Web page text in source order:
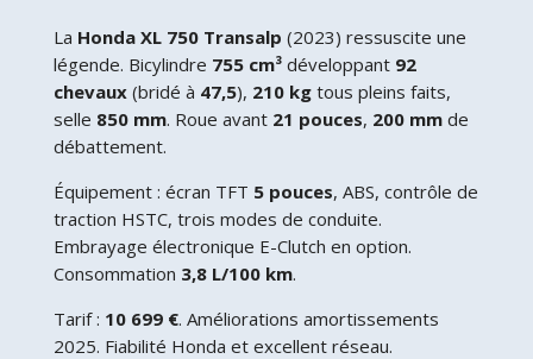
La Honda XL 750 Transalp (2023) ressuscite une
légende. Bicylindre 755 cm³développant 92
chevaux(bridé à 47,5), 210 kgtous pleins faits,
selle 850 mm. Roue avant 21 pouces, 200 mmde
débattement.
Équipement : écran TFT 5 pouces, ABS, contrôle de
traction HSTC, trois modes de conduite.
Embrayage électronique E-Clutch en option.
Consommation 3,8 L/100 km.
Tarif : 10 699 €. Améliorations amortissements
2025. Fiabilité Honda et excellent réseau.